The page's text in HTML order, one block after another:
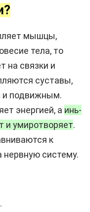
мышцы,
тела, то
на связки и
суставы,
и подвижным.
энергией, а инь-
и умиротворяет.
к
систему.